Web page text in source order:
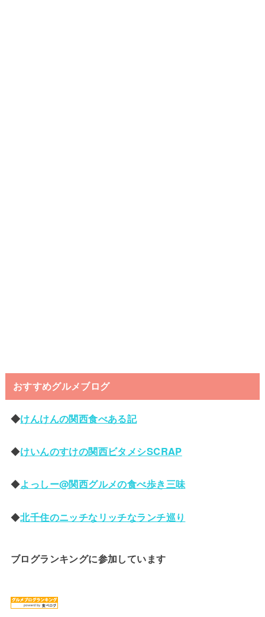
おすすめグルメブログ
◆けんけんの関西食べある記
◆けいんのすけの関西ビタメシSCRAP
◆よっしー@関西グルメの食べ歩き三味
◆北千住のニッチなリッチなランチ巡り
ブログランキングに参加しています